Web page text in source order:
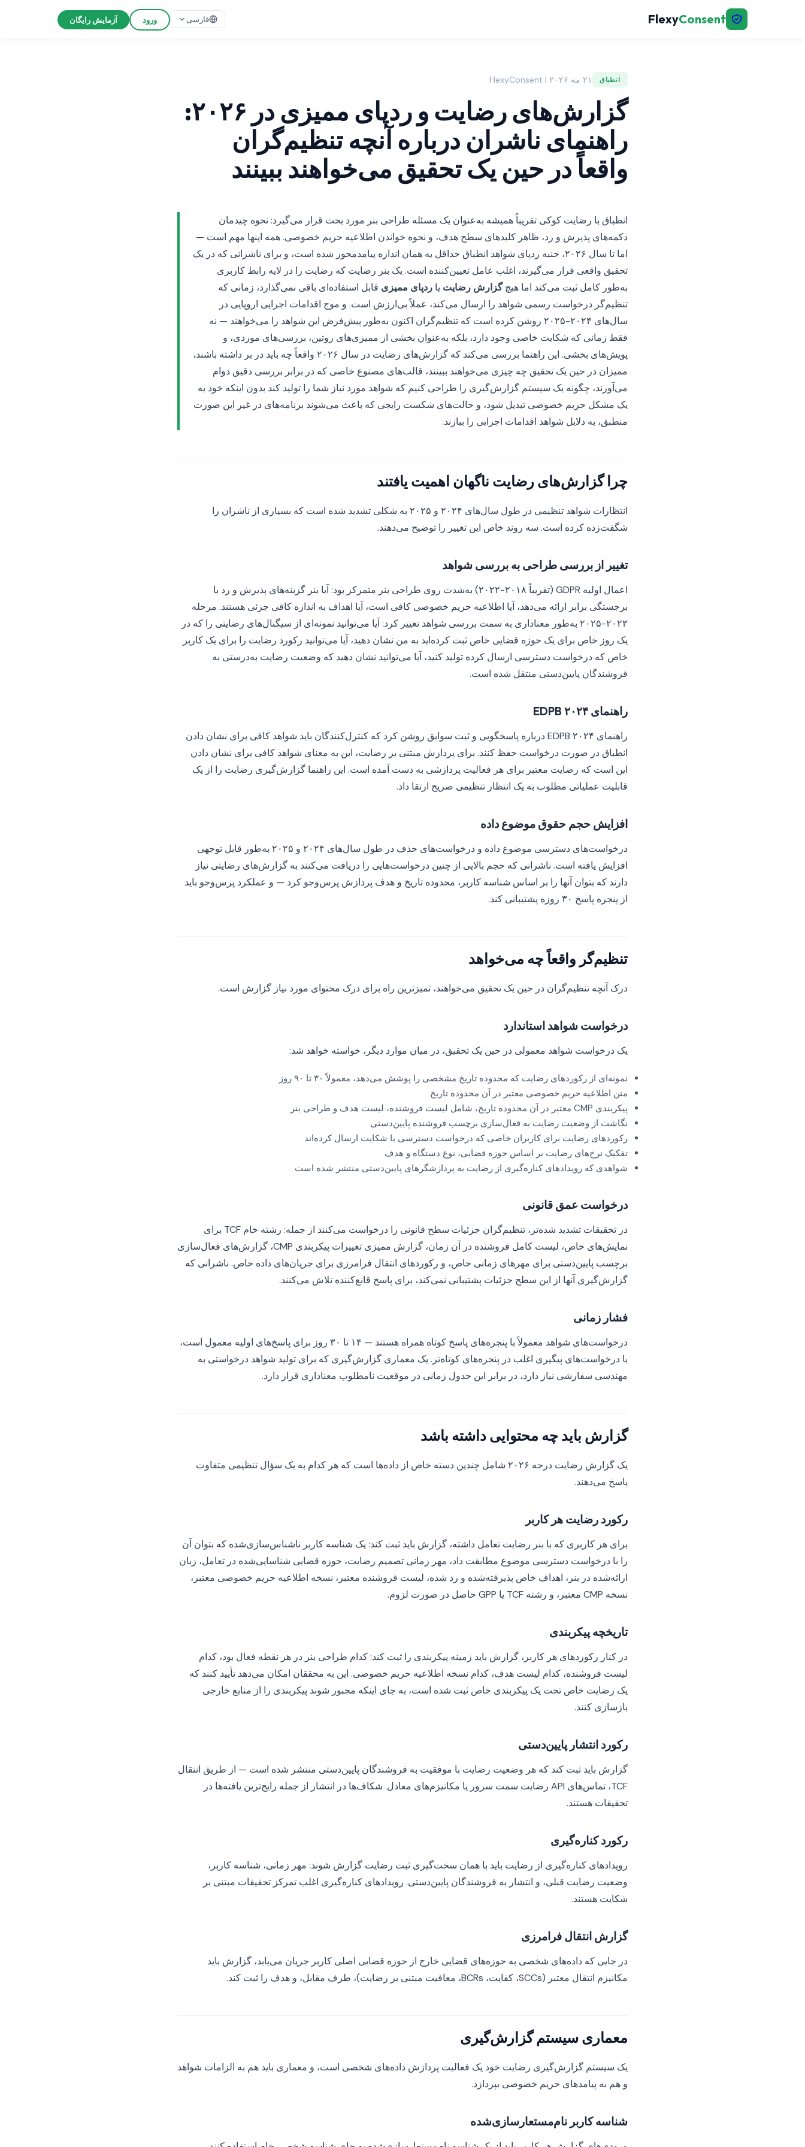
FlexyConsent فارسی ورود آزمایش رایگان
انطباق ۲۱ مه ۲۰۲۶ | FlexyConsent
گزارش‌های رضایت و ردپای ممیزی در ۲۰۲۶:
راهنمای ناشران درباره آنچه تنظیم‌گران
واقعاً در حین یک تحقیق می‌خواهند ببینند
انطباق با رضایت کوکی تقریباً همیشه به‌عنوان یک مسئله طراحی بنر مورد بحث قرار می‌گیرد: نحوه چیدمان
دکمه‌های پذیرش و رد، ظاهر کلیدهای سطح هدف، و نحوه خواندن اطلاعیه حریم خصوصی. همه اینها مهم است —
اما تا سال ۲۰۲۶، جنبه ردپای شواهد انطباق حداقل به همان اندازه پیامدمحور شده است، و برای ناشرانی که در یک
تحقیق واقعی قرار می‌گیرند، اغلب عامل تعیین‌کننده است. یک بنر رضایت که رضایت را در لایه رابط کاربری
به‌طور کامل ثبت می‌کند اما هیچگزارش رضایت یا ردپای ممیزی قابل استفاده‌ای باقی نمی‌گذارد، زمانی که
تنظیم‌گر درخواست رسمی شواهد را ارسال می‌کند، عملاً بی‌ارزش است. و موج اقدامات اجرایی اروپایی در
سال‌های ۲۰۲۴-۲۰۲۵ روشن کرده است که تنظیم‌گران اکنون به‌طور پیش‌فرض این شواهد را می‌خواهند — نه
فقط زمانی که شکایت خاصی وجود دارد، بلکه به‌عنوان بخشی از ممیزی‌های روتین، بررسی‌های موردی، و
پویش‌های بخشی. این راهنما بررسی می‌کند که گزارش‌های رضایت در سال ۲۰۲۶ واقعاً چه باید در بر داشته باشند،
ممیزان در حین یک تحقیق چه چیزی می‌خواهند ببینند، قالب‌های مصنوع خاصی که در برابر بررسی دقیق دوام
می‌آورند، چگونه یک سیستم گزارش‌گیری را طراحی کنیم که شواهد مورد نیاز شما را تولید کند بدون اینکه خود به
یک مشکل حریم خصوصی تبدیل شود، و حالت‌های شکست رایجی که باعث می‌شوند برنامه‌های در غیر این صورت
منطبق، به دلایل شواهد اقدامات اجرایی را ببازند.
چرا گزارش‌های رضایت ناگهان اهمیت یافتند
انتظارات شواهد تنظیمی در طول سال‌های ۲۰۲۴ و ۲۰۲۵ به شکلی تشدید شده است که بسیاری از ناشران را
شگفت‌زده کرده است. سه روند خاص این تغییر را توضیح می‌دهند.
تغییر از بررسی طراحی به بررسی شواهد
اعمال اولیه GDPR (تقریباً ۲۰۱۸-۲۰۲۲) به‌شدت روی طراحی بنر متمرکز بود: آیا بنر گزینه‌های پذیرش و رد با
برجستگی برابر ارائه می‌دهد، آیا اطلاعیه حریم خصوصی کافی است، آیا اهداف به اندازه کافی جزئی هستند. مرحله
۲۰۲۳-۲۰۲۵ به‌طور معناداری به سمت بررسی شواهد تغییر کرد: آیا می‌توانید نمونه‌ای از سیگنال‌های رضایتی را که در
یک روز خاص برای یک حوزه قضایی خاص ثبت کرده‌اید به من نشان دهید، آیا می‌توانید رکورد رضایت را برای یک کاربر
خاص که درخواست دسترسی ارسال کرده تولید کنید، آیا می‌توانید نشان دهید که وضعیت رضایت به‌درستی به
فروشندگان پایین‌دستی منتقل شده است.
راهنمای ۲۰۲۴ EDPB
راهنمای ۲۰۲۴ EDPB درباره پاسخگویی و ثبت سوابق روشن کرد که کنترل‌کنندگان باید شواهد کافی برای نشان دادن
انطباق در صورت درخواست حفظ کنند. برای پردازش مبتنی بر رضایت، این به معنای شواهد کافی برای نشان دادن
این است که رضایت معتبر برای هر فعالیت پردازشی به دست آمده است. این راهنما گزارش‌گیری رضایت را از یک
قابلیت عملیاتی مطلوب به یک انتظار تنظیمی صریح ارتقا داد.
افزایش حجم حقوق موضوع داده
درخواست‌های دسترسی موضوع داده و درخواست‌های حذف در طول سال‌های ۲۰۲۴ و ۲۰۲۵ به‌طور قابل توجهی
افزایش یافته است. ناشرانی که حجم بالایی از چنین درخواست‌هایی را دریافت می‌کنند به گزارش‌های رضایتی نیاز
دارند که بتوان آنها را بر اساس شناسه کاربر، محدوده تاریخ و هدف پردازش پرس‌وجو کرد — و عملکرد پرس‌وجو باید
از پنجره پاسخ ۳۰ روزه پشتیبانی کند.
تنظیم‌گر واقعاً چه می‌خواهد
درک آنچه تنظیم‌گران در حین یک تحقیق می‌خواهند، تمیزترین راه برای درک محتوای مورد نیاز گزارش است.
درخواست شواهد استاندارد
یک درخواست شواهد معمولی در حین یک تحقیق، در میان موارد دیگر، خواسته خواهد شد:
نمونه‌ای از رکوردهای رضایت که محدوده تاریخ مشخصی را پوشش می‌دهد، معمولاً ۳۰ تا ۹۰ روز
متن اطلاعیه حریم خصوصی معتبر در آن محدوده تاریخ
پیکربندی CMP معتبر در آن محدوده تاریخ، شامل لیست فروشنده، لیست هدف و طراحی بنر
نگاشت از وضعیت رضایت به فعال‌سازی برچسب فروشنده پایین‌دستی
رکوردهای رضایت برای کاربران خاصی که درخواست دسترسی یا شکایت ارسال کرده‌اند
تفکیک نرخ‌های رضایت بر اساس حوزه قضایی، نوع دستگاه و هدف
شواهدی که رویدادهای کناره‌گیری از رضایت به پردازشگرهای پایین‌دستی منتشر شده است
درخواست عمق قانونی
در تحقیقات تشدید شده‌تر، تنظیم‌گران جزئیات سطح قانونی را درخواست می‌کنند از جمله: رشته خام TCF برای
نمایش‌های خاص، لیست کامل فروشنده در آن زمان، گزارش ممیزی تغییرات پیکربندی CMP، گزارش‌های فعال‌سازی
برچسب پایین‌دستی برای مهرهای زمانی خاص، و رکوردهای انتقال فرامرزی برای جریان‌های داده خاص. ناشرانی که
گزارش‌گیری آنها از این سطح جزئیات پشتیبانی نمی‌کند، برای پاسخ قانع‌کننده تلاش می‌کنند.
فشار زمانی
درخواست‌های شواهد معمولاً با پنجره‌های پاسخ کوتاه همراه هستند — ۱۴ تا ۳۰ روز برای پاسخ‌های اولیه معمول است،
با درخواست‌های پیگیری اغلب در پنجره‌های کوتاه‌تر. یک معماری گزارش‌گیری که برای تولید شواهد درخواستی به
مهندسی سفارشی نیاز دارد، در برابر این جدول زمانی در موقعیت نامطلوب معناداری قرار دارد.
گزارش باید چه محتوایی داشته باشد
یک گزارش رضایت درجه ۲۰۲۶ شامل چندین دسته خاص از داده‌ها است که هر کدام به یک سؤال تنظیمی متفاوت
پاسخ می‌دهند.
رکورد رضایت هر کاربر
برای هر کاربری که با بنر رضایت تعامل داشته، گزارش باید ثبت کند: یک شناسه کاربر ناشناس‌سازی‌شده که بتوان آن
را با درخواست دسترسی موضوع مطابقت داد، مهر زمانی تصمیم رضایت، حوزه قضایی شناسایی‌شده در تعامل، زبان
ارائه‌شده در بنر، اهداف خاص پذیرفته‌شده و رد شده، لیست فروشنده معتبر، نسخه اطلاعیه حریم خصوصی معتبر،
نسخه CMP معتبر، و رشته TCF یا GPP حاصل در صورت لزوم.
تاریخچه پیکربندی
در کنار رکوردهای هر کاربر، گزارش باید زمینه پیکربندی را ثبت کند: کدام طراحی بنر در هر نقطه فعال بود، کدام
لیست فروشنده، کدام لیست هدف، کدام نسخه اطلاعیه حریم خصوصی. این به محققان امکان می‌دهد تأیید کنند که
یک رضایت خاص تحت یک پیکربندی خاص ثبت شده است، به جای اینکه مجبور شوند پیکربندی را از منابع خارجی
بازسازی کنند.
رکورد انتشار پایین‌دستی
گزارش باید ثبت کند که هر وضعیت رضایت با موفقیت به فروشندگان پایین‌دستی منتشر شده است — از طریق انتقال
TCF، تماس‌های API رضایت سمت سرور یا مکانیزم‌های معادل. شکاف‌ها در انتشار از جمله رایج‌ترین یافته‌ها در
تحقیقات هستند.
رکورد کناره‌گیری
رویدادهای کناره‌گیری از رضایت باید با همان سخت‌گیری ثبت رضایت گزارش شوند: مهر زمانی، شناسه کاربر،
وضعیت رضایت قبلی، و انتشار به فروشندگان پایین‌دستی. رویدادهای کناره‌گیری اغلب تمرکز تحقیقات مبتنی بر
شکایت هستند.
گزارش انتقال فرامرزی
در جایی که داده‌های شخصی به حوزه‌های قضایی خارج از حوزه قضایی اصلی کاربر جریان می‌یابد، گزارش باید
مکانیزم انتقال معتبر (SCCs، کفایت، BCRs، معافیت مبتنی بر رضایت)، طرف مقابل، و هدف را ثبت کند.
معماری سیستم گزارش‌گیری
یک سیستم گزارش‌گیری رضایت خود یک فعالیت پردازش داده‌های شخصی است، و معماری باید هم به الزامات شواهد
و هم به پیامدهای حریم خصوصی بپردازد.
شناسه کاربر نام‌مستعارسازی‌شده